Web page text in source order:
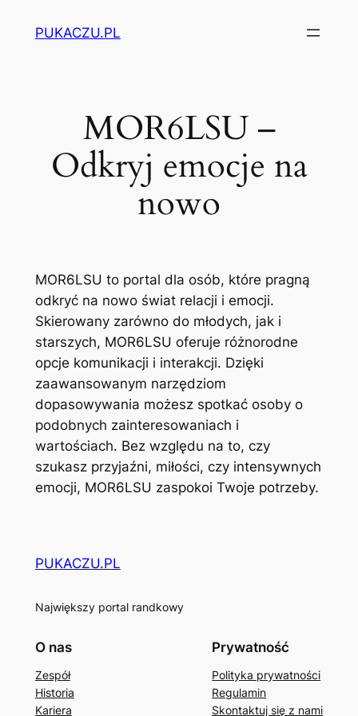
PUKACZU.PL
MOR6LSU –
Odkryj emocje na
nowo
MOR6LSU to portal dla osób, które pragną
odkryć na nowo świat relacji i emocji.
Skierowany zarówno do młodych, jak i
starszych, MOR6LSU oferuje różnorodne
opcje komunikacji i interakcji. Dzięki
zaawansowanym narzędziom
dopasowywania możesz spotkać osoby o
podobnych zainteresowaniach i
wartościach. Bez względu na to, czy
szukasz przyjaźni, miłości, czy intensywnych
emocji, MOR6LSU zaspokoi Twoje potrzeby.
PUKACZU.PL
Największy portal randkowy
O nas
Zespół
Historia
Kariera
Prywatność
Polityka prywatności
Regulamin
Skontaktuj się z nami